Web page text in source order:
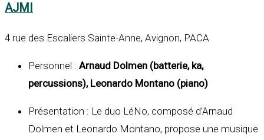
AJMI
4 rue des Escaliers Sainte-Anne, Avignon, PACA
Personnel : Arnaud Dolmen (batterie, ka,
percussions), Leonardo Montano (piano)
Présentation : Le duo LéNo, composé d’Arnaud
Dolmen et Leonardo Montano, propose une musique